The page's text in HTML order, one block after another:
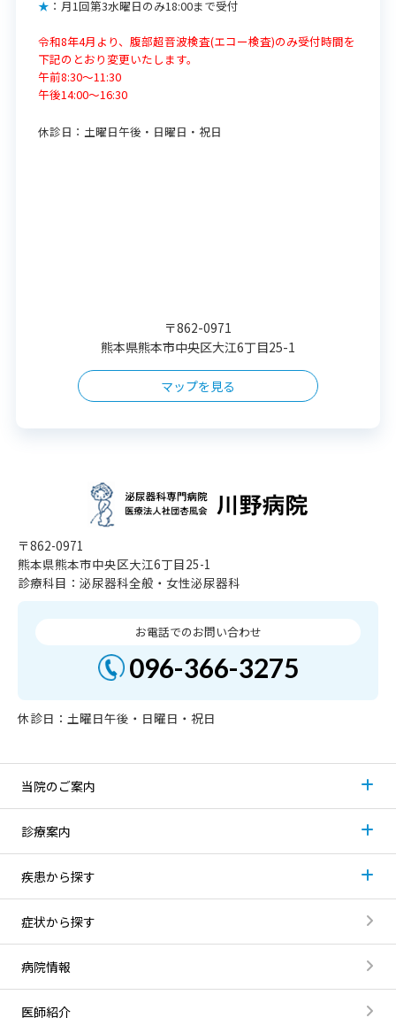
★ ：月1回第3水曜日のみ18:00まで受付
令和8年4月より、腹部超音波検査(エコー検査)のみ受付時間を
下記のとおり変更いたします。
午前8:30～11:30
午後14:00～16:30
休診日： 土曜日午後・日曜日・祝日
〒862-0971
熊本県熊本市中央区大江6丁目25-1
マップを見る
〒862-0971
熊本県熊本市中央区大江6丁目25-1
診療科目：泌尿器科全般・女性泌尿器科
お電話でのお問い合わせ
096-366-3275
休診日：土曜日午後・日曜日・祝日
当院のご案内
診療案内
疾患から探す
症状から探す
病院情報
医師紹介